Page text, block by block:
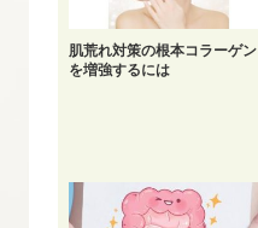
肌荒れ対策の根本コラーゲン
を増強するには